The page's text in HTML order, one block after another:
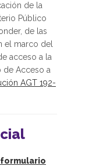
de la
Público
de las
el marco del
acceso a la
de Acceso a
AGT 192-